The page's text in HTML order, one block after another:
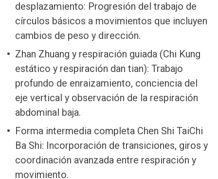
desplazamiento: Progresión del trabajo de
círculos básicos a movimientos que incluyen
cambios de peso y dirección.
Zhan Zhuang y respiración guiada (Chi Kung
estático y respiración dan tian): Trabajo
profundo de enraizamiento, conciencia del
eje vertical y observación de la respiración
abdominal baja.
Forma intermedia completa Chen Shi TaiChi
Ba Shi: Incorporación de transiciones, giros y
coordinación avanzada entre respiración y
movimiento.